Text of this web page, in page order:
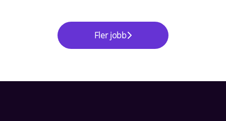
Fler jobb